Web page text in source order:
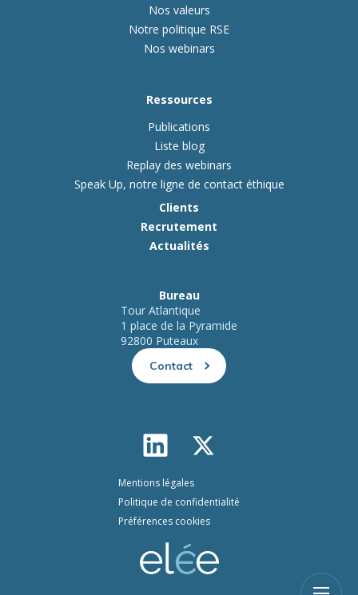
Nos valeurs
Notre politique RSE
Nos webinars
Ressources
Publications
Liste blog
Replay des webinars
Speak Up, notre ligne de contact éthique
Clients
Recrutement
Actualités
Bureau
Tour Atlantique
1 place de la Pyramide
92800 Puteaux
Contact
Mentions légales
Politique de confidentialité
Préférences cookies